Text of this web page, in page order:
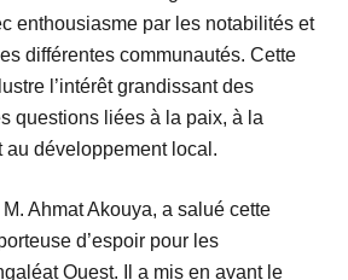
enthousiasme par les notabilités et
différentes communautés. Cette
l’intérêt grandissant des
questions liées à la paix, à la
développement local.
Ahmat Akouya, a salué cette
d’espoir pour les
Ouest. Il a mis en avant le